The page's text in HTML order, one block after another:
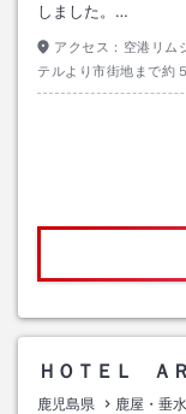
しました。…
アクセス： 空港リム
テルより市街地まで約
ＨＯＴＥＬ Ａ
鹿児島県 鹿屋・垂水